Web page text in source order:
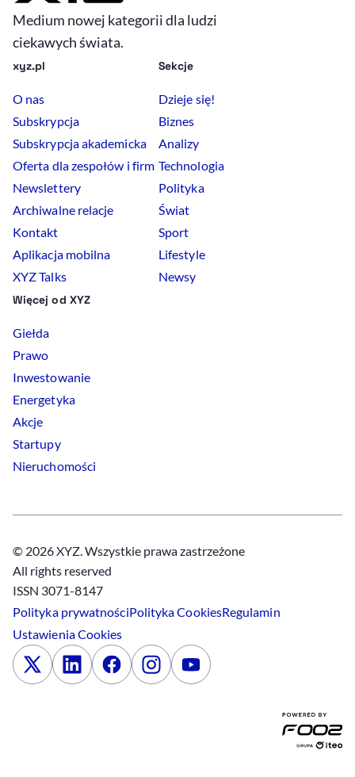
Medium nowej kategorii dla ludzi
ciekawych świata.
xyz.pl
O nas
Subskrypcja
Subskrypcja akademicka
Oferta dla zespołów i firm
Newslettery
Archiwalne relacje
Kontakt
Aplikacja mobilna
XYZ Talks
Sekcje
Dzieje się!
Biznes
Analizy
Technologia
Polityka
Świat
Sport
Lifestyle
Newsy
Więcej od XYZ
Giełda
Prawo
Inwestowanie
Energetyka
Akcje
Startupy
Nieruchomości
© 2026 XYZ. Wszystkie prawa zastrzeżone
All rights reserved
ISSN 3071-8147
Polityka prywatnościPolitykaCookiesRegulamin
UstawieniaCookies
x LinkedinFacebookInstagramYoutube